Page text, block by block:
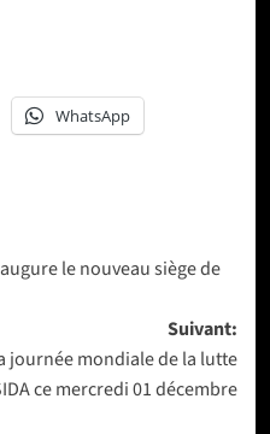
WhatsApp
le nouveau siège de
Suivant:
journée mondiale de la lutte
ce mercredi 01 décembre